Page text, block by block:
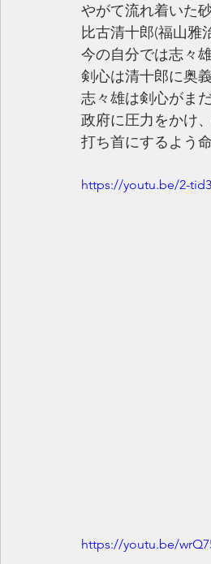
やがて流れ着いた
比古清十郎(福山雅
今の自分では志々
剣心は清十郎に奥
志々雄は剣心がま
政府に圧力をかけ
打ち首にするよう命
https://youtu.be/2-
https://youtu.be/